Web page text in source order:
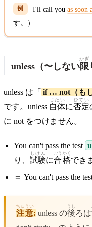
I'll call youas soon
す。）
unless（〜しない限
かぎ
unless は「 if … not（も
です。unless 自体
じたい
に否定
ひてい
に not をつけません。
You can't pass the test
り、 試験
しけん
に合格
ごうかく
でき
＝ You can't pass the
注意
ちゅうい
: unless の後
うし
ろは